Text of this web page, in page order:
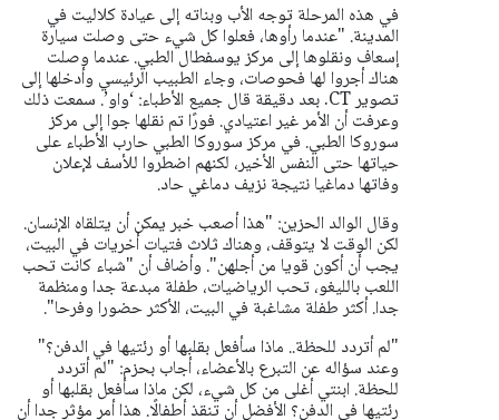
في هذه المرحلة توجه الأب وبناته إلى عيادة كلاليت في
المدينة. "عندما رأوها، فعلوا كل شيء حتى وصلت سيارة
إسعاف ونقلوها إلى مركز يوسفطال الطبي. عندما وصلت
هناك أجروا لها فحوصات، وجاء الطبيب الرئيسي وأدخلها إلى
تصوير CT. بعد دقيقة قال جميع الأطباء: ‘واو’. سمعت ذلك
وعرفت أن الأمر غير اعتيادي. فورًا تم نقلها جوا إلى مركز
سوروكا الطبي. في مركز سوروكا الطبي حارب الأطباء على
حياتها حتى النفس الأخير، لكنهم اضطروا للأسف لإعلان
وفاتها دماغيا نتيجة نزيف دماغي حاد.
وقال الوالد الحزين: "هذا أصعب خبر يمكن أن يتلقاه الإنسان.
لكن الوقت لا يتوقف، وهناك ثلاث فتيات أخريات في البيت،
يجب أن أكون قويا من أجلهن". وأضاف أن "شباء كانت تحب
اللعب بالليغو، تحب الرياضيات، طفلة مبدعة جدا ومنظمة
جدا. أكثر طفلة مشاغبة في البيت، الأكثر حضورا وفرحا".
"لم أتردد للحظة.. ماذا سأفعل بقلبها أو رئتيها في الدفن؟"
وعند سؤاله عن التبرع بالأعضاء، أجاب بحزم: "لم أتردد
للحظة. ابنتي أغلى من كل شيء، لكن ماذا سأفعل بقلبها أو
رئتيها في الدفن؟ الأفضل أن تنقذ أطفالًا. هذا أمر مؤثر جدا أن